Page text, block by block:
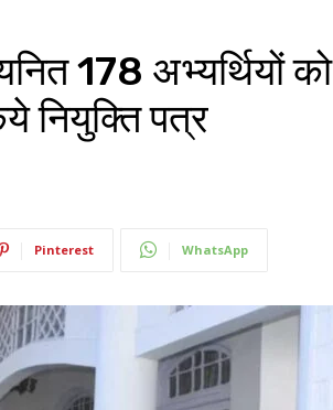
178 अभ्यर्थियों को
नियुक्ति पत्र
Pinterest WhatsApp